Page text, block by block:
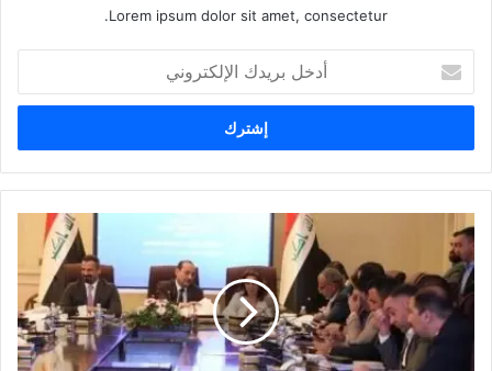
Lorem ipsum dolor sit amet, consectetur.
بريدك
الإلكتروني
اللجنة
المالية
تقرر
استضافة
ثلاثة